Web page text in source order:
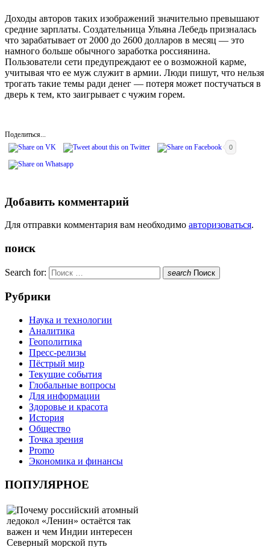
Доходы авторов таких изображений значительно превышают
средние зарплаты. Создательница Ульяна Лебедь призналась
что зарабатывает от 2000 до 2600 долларов в месяц — это
намного больше обычного заработка россиянина.
Пользователи сети предупреждают ее о возможной карме,
учитывая что ее муж служит в армии. Люди пишут, что нельзя
трогать такие темы ради денег — потеря может постучаться в
дверь к тем, кто заигрывает с чужим горем.
Поделиться...
0
Добавить комментарий
Для отправки комментария вам необходимо авторизоваться.
поиск
Search for: search Поиск
Рубрики
Наука и технологии
Аналитика
Геополитика
Пресс-релизы
Пёстрый мир
Текущие события
Глобальные вопросы
Для информации
Здоровье и красота
История
Общество
Точка зрения
Promo
Экономика и финансы
ПОПУЛЯРНОЕ